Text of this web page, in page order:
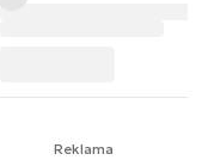
Reklama